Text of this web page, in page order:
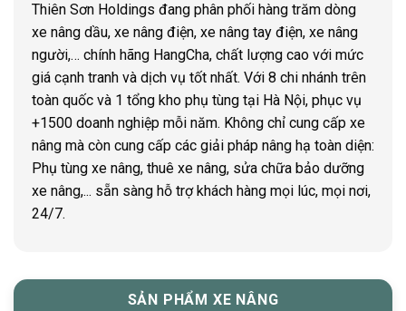
Thiên Sơn Holdings đang phân phối hàng trăm dòng
xe nâng dầu, xe nâng điện, xe nâng tay điện, xe nâng
người,… chính hãng HangCha, chất lượng cao với mức
giá cạnh tranh và dịch vụ tốt nhất. Với 8 chi nhánh trên
toàn quốc và 1 tổng kho phụ tùng tại Hà Nội, phục vụ
+1500 doanh nghiệp mỗi năm. Không chỉ cung cấp xe
nâng mà còn cung cấp các giải pháp nâng hạ toàn diện:
Phụ tùng xe nâng, thuê xe nâng, sửa chữa bảo dưỡng
xe nâng,... sẵn sàng hỗ trợ khách hàng mọi lúc, mọi nơi,
24/7.
SẢN PHẨM XE NÂNG